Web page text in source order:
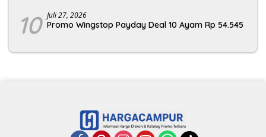
10 Juli 27, 2026
Promo Wingstop Payday Deal 10 Ayam Rp 54.545